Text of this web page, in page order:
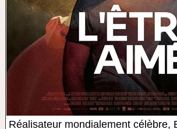
Réalisateur mondialement célèbre,